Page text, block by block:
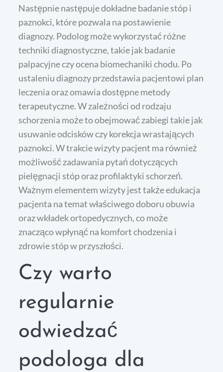
Następnie następuje dokładne badanie stóp i
paznokci, które pozwala na postawienie
diagnozy. Podolog może wykorzystać różne
techniki diagnostyczne, takie jak badanie
palpacyjne czy ocena biomechaniki chodu. Po
ustaleniu diagnozy przedstawia pacjentowi plan
leczenia oraz omawia dostępne metody
terapeutyczne. W zależności od rodzaju
schorzenia może to obejmować zabiegi takie jak
usuwanie odcisków czy korekcja wrastających
paznokci. W trakcie wizyty pacjent ma również
możliwość zadawania pytań dotyczących
pielęgnacji stóp oraz profilaktyki schorzeń.
Ważnym elementem wizyty jest także edukacja
pacjenta na temat właściwego doboru obuwia
oraz wkładek ortopedycznych, co może
znacząco wpłynąć na komfort chodzenia i
zdrowie stóp w przyszłości.
Czy warto
regularnie
odwiedzać
podologa dla